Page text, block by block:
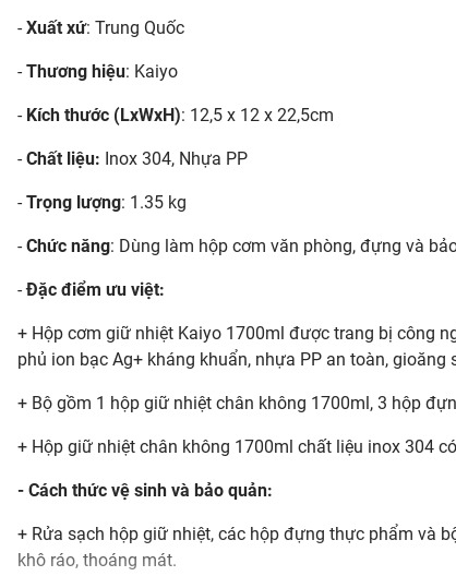
-Xuất xứ: Trung Quốc
-Thương hiệu: Kaiyo
- Kích thước (LxWxH): 12,5 x 12 x 22,5cm
-Chất liệu: Inox 304, Nhựa PP
-Trọng lượng: 1.35 kg
-Chức năng: Dùng làm hộp cơm văn phòng, đựng và
-Đặc điểm ưu việt:
+ Hộp cơm giữ nhiệt Kaiyo 1700ml được trang bị công
phủ ion bạc Ag+ kháng khuẩn, nhựa PP an toàn,
+ Bộ gồm 1 hộp giữ nhiệt chân không 1700ml, 3 hộp
+ Hộp giữ nhiệt chân không 1700ml chất liệu inox 304
- Cách thức vệ sinh và bảo quản:
+ Rửa sạch hộp giữ nhiệt, các hộp đựng thực phẩm và
khô ráo, thoáng mát.